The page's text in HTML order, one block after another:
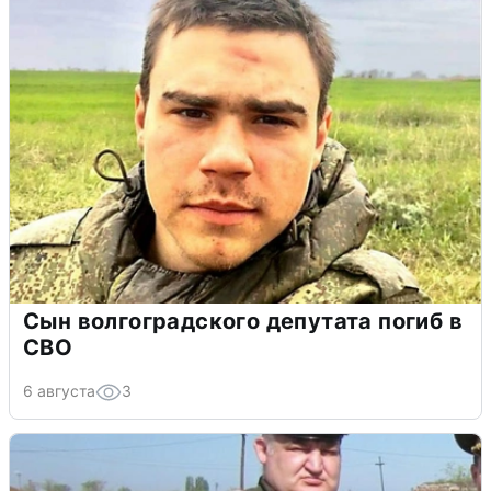
Сын волгоградского депутата погиб в
СВО
6 августа 3